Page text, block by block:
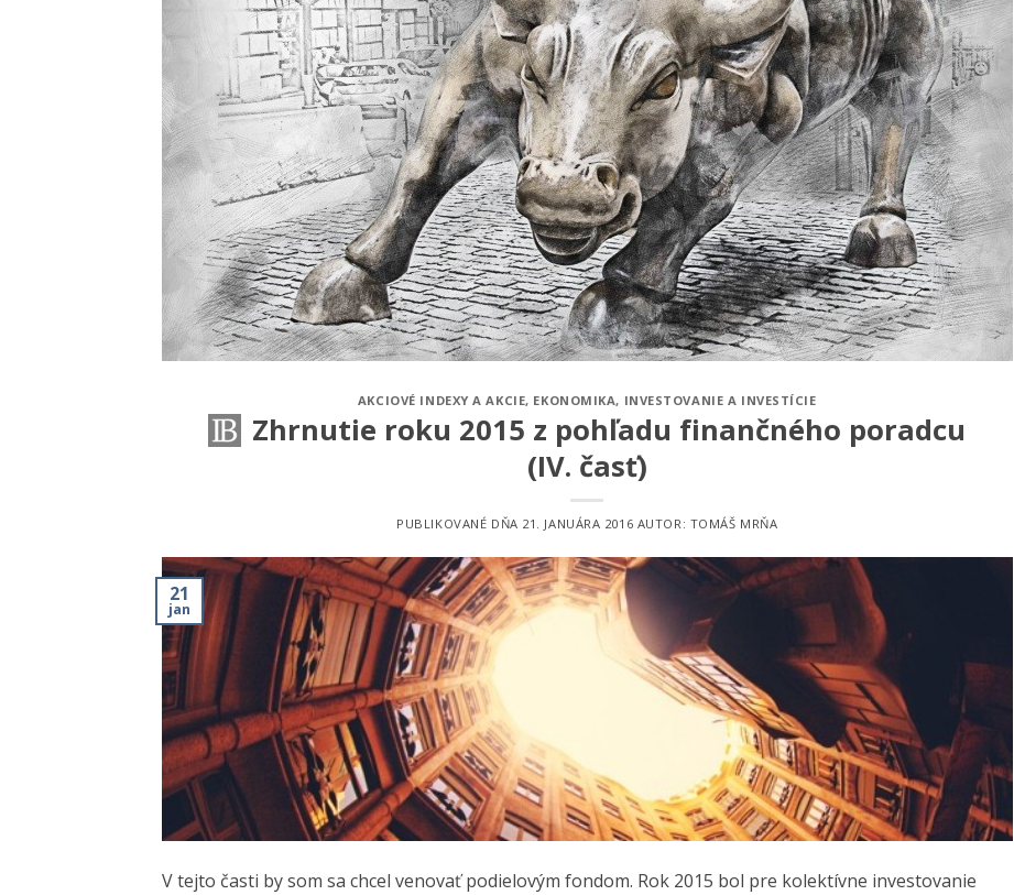
AKCIOVÉ INDEXY A AKCIE, EKONOMIKA, INVESTOVANIE A INVESTÍCIE
Zhrnutie roku 2015 z pohľadu finančného poradcu
(IV. časť)
PUBLIKOVANÉ DŇA 21. JANUÁRA 2016 AUTOR: TOMÁŠ MRŇA
21
jan
V tejto časti by som sa chcel venovať podielovým fondom. Rok 2015 bol pre kolektívne investovanie